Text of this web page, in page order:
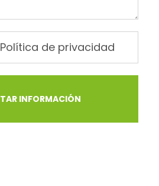
Política de privacidad